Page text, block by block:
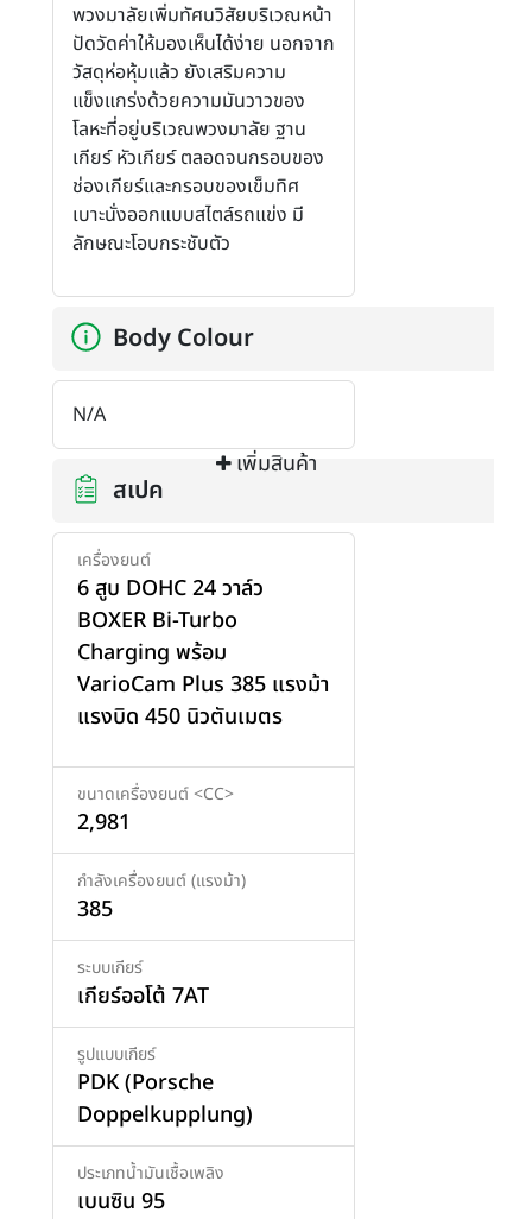
เพิ่มสินค้า
พวงมาลัยเพิ่มทัศนวิสัยบริเวณหน้า
ปัดวัดค่าให้มองเห็นได้ง่าย นอกจาก
วัสดุห่อหุ้มแล้ว ยังเสริมความ
แข็งแกร่งด้วยความมันวาวของ
โลหะที่อยู่บริเวณพวงมาลัย ฐาน
เกียร์ หัวเกียร์ ตลอดจนกรอบของ
ช่องเกียร์และกรอบของเข็มทิศ
เบาะนั่งออกแบบสไตล์รถแข่ง มี
ลักษณะโอบกระชับตัว
Body Colour
N/A
สเปค
เครื่องยนต์
6 สูบ DOHC 24 วาล์ว
BOXER Bi-Turbo
Charging พร้อม
VarioCam Plus 385 แรงม้า
แรงบิด 450 นิวตันเมตร
ขนาดเครื่องยนต์ <CC>
2,981
กำลังเครื่องยนต์ (แรงม้า)
385
ระบบเกียร์
เกียร์ออโต้ 7AT
รูปแบบเกียร์
PDK (Porsche
Doppelkupplung)
ประเภทน้ำมันเชื้อเพลิง
เบนซิน 95